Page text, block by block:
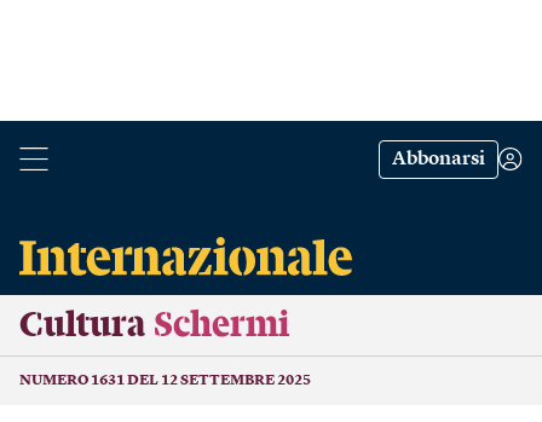
Abbonarsi
Cultura Schermi
NUMERO 1631 DEL 12 SETTEMBRE 2025